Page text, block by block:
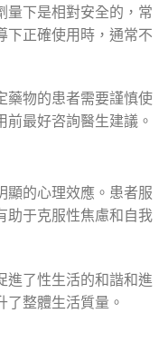
量下是相對安全的，常
下正確使用時，通常不
藥物的患者需要謹慎使
最好咨詢醫生建議。
顯的心理效應。患者服
助于克服性焦慮和自我
進了性生活的和諧和進
了整體生活質量。